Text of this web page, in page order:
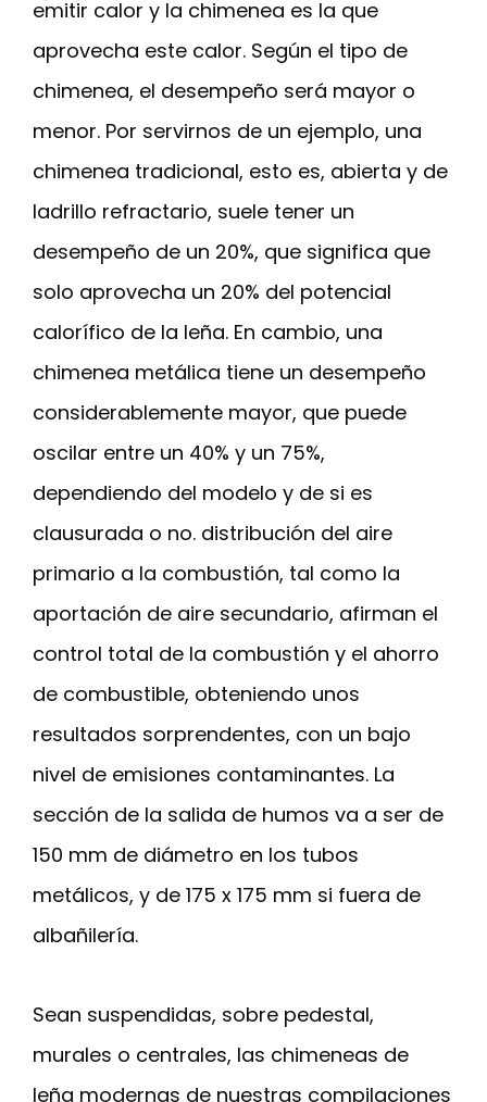
emitir calor y la chimenea es la que
aprovecha este calor. Según el tipo de
chimenea, el desempeño será mayor o
menor. Por servirnos de un ejemplo, una
chimenea tradicional, esto es, abierta y de
ladrillo refractario, suele tener un
desempeño de un 20%, que significa que
solo aprovecha un 20% del potencial
calorífico de la leña. En cambio, una
chimenea metálica tiene un desempeño
considerablemente mayor, que puede
oscilar entre un 40% y un 75%,
dependiendo del modelo y de si es
clausurada o no. distribución del aire
primario a la combustión, tal como la
aportación de aire secundario, afirman el
control total de la combustión y el ahorro
de combustible, obteniendo unos
resultados sorprendentes, con un bajo
nivel de emisiones contaminantes. La
sección de la salida de humos va a ser de
150 mm de diámetro en los tubos
metálicos, y de 175 x 175 mm si fuera de
albañilería.
Sean suspendidas, sobre pedestal,
murales o centrales, las chimeneas de
leña modernas de nuestras compilaciones